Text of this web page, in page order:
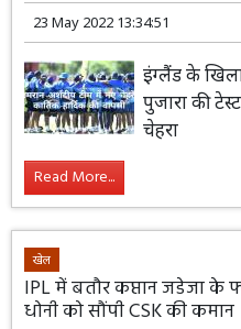
23 May 2022 13:34:51
इंग्लैंड के
पुजारा की
चेहरा
Read More...
खेल
IPL में बतौर कप्तान जडेजा के
धोनी को सौंपी CSK की कमान